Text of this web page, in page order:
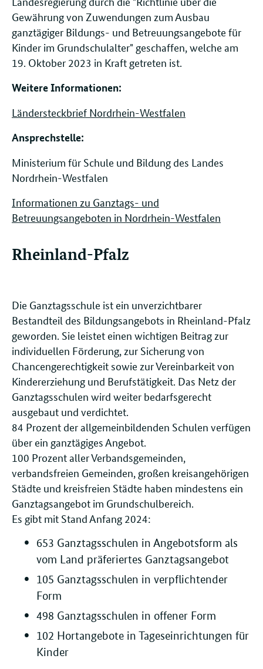
Gewährung von Zuwendungen zum Ausbau
ganztägiger Bildungs- und Betreuungsangebote für
Kinder im Grundschulalter" geschaffen, welche am
19. Oktober 2023 in Kraft getreten ist.
Weitere Informationen:
Ländersteckbrief Nordrhein-Westfalen
Ansprechstelle: ​​​​
Ministerium für Schule und Bildung des Landes
Nordrhein-Westfalen
Informationen zu Ganztags- und
Betreuungsangeboten in Nordrhein-Westfalen
Rheinland-Pfalz
Die Ganztagsschule ist ein unverzichtbarer
Bestandteil des Bildungsangebots in Rheinland-Pfalz
geworden. Sie leistet einen wichtigen Beitrag zur
individuellen Förderung, zur Sicherung von
Chancengerechtigkeit sowie zur Vereinbarkeit von
Kindererziehung und Berufstätigkeit. Das Netz der
Ganztagsschulen wird weiter bedarfsgerecht
ausgebaut und verdichtet.
84 Prozent der allgemeinbildenden Schulen verfügen
über ein ganztägiges Angebot.
100 Prozent aller Verbandsgemeinden,
verbandsfreien Gemeinden, großen kreisangehörigen
Städte und kreisfreien Städte haben mindestens ein
Ganztagsangebot im Grundschulbereich.
Es gibt mit Stand Anfang 2024:
653 Ganztagsschulen in Angebotsform als
vom Land präferiertes Ganztagsangebot
105 Ganztagsschulen in verpflichtender
Form
498 Ganztagsschulen in offener Form
102 Hortangebote in Tageseinrichtungen für
Kinder